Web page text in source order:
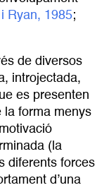
i Ryan, 1985;
de diversos
introjectada,
es presenten
la forma menys
(la
diferents forces
d’una